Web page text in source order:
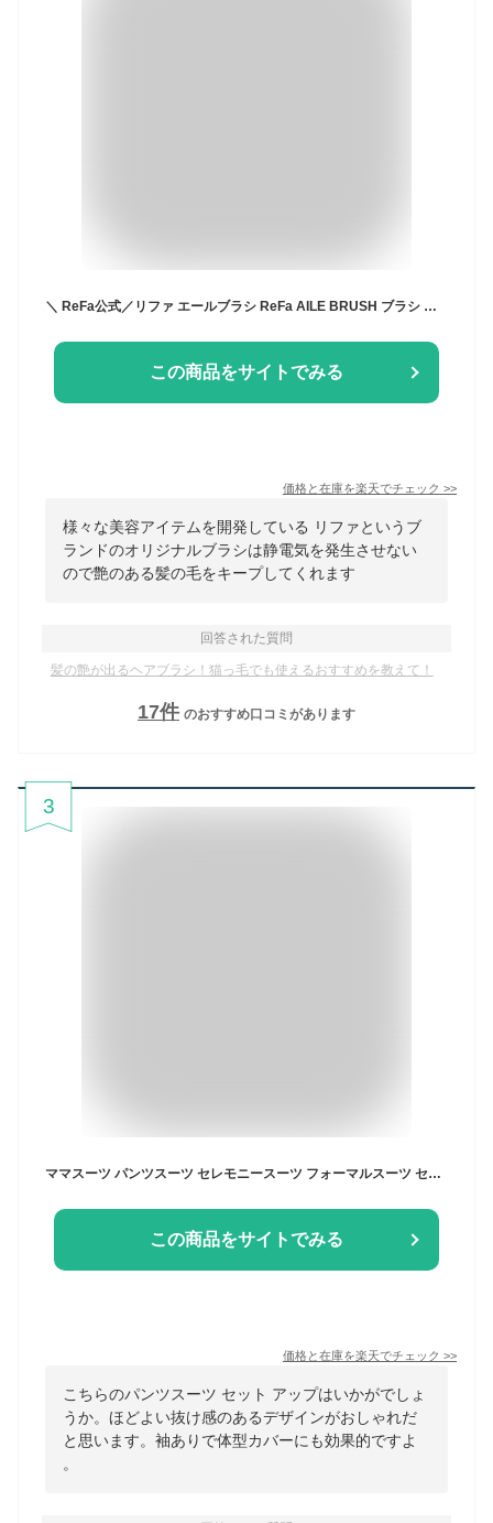
この商品をサイトでみる
価格と在庫を楽天でチェック >>
様々な美容アイテムを開発している リファというブ
ランドのオリジナルブラシは静電気を発生させない
ので艶のある髪の毛をキープしてくれます
回答された質問
髪の艶が出るヘアブラシ！猫っ毛でも使えるおすすめを教えて！
17件 のおすすめ口コミがあります
3
この商品をサイトでみる
価格と在庫を楽天でチェック >>
こちらのパンツスーツ セット アップはいかがでしょ
うか。ほどよい抜け感のあるデザインがおしゃれだ
と思います。袖ありで体型カバーにも効果的ですよ
。